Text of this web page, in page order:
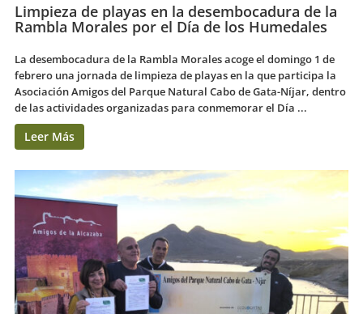
Limpieza de playas en la desembocadura de la
Rambla Morales por el Día de los Humedales
La desembocadura de la Rambla Morales acoge el domingo 1 de
febrero una jornada de limpieza de playas en la que participa la
Asociación Amigos del Parque Natural Cabo de Gata-Níjar, dentro
de las actividades organizadas para conmemorar el Día ...
Leer Más